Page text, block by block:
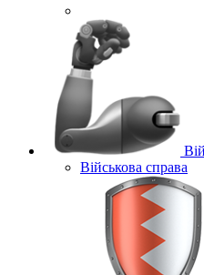
Військова справа